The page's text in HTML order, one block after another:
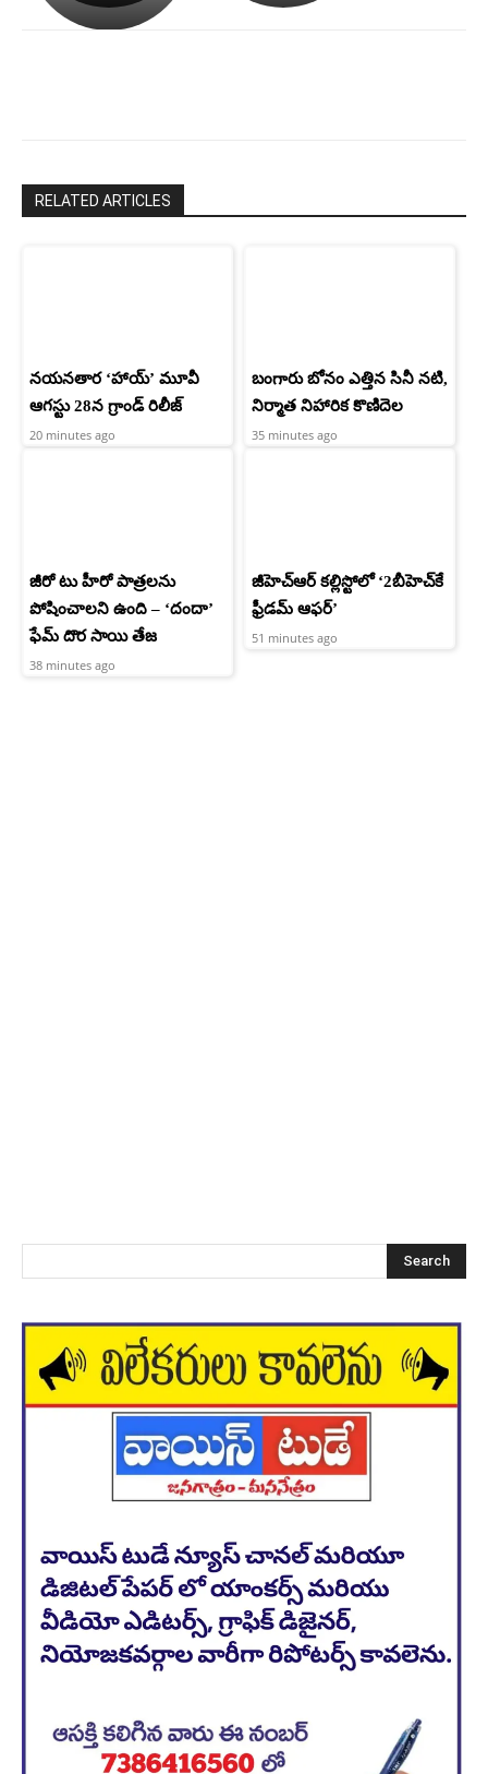
రామ్
RELATED ARTICLES
నయనతార ‘హాయ్’ మూవీ
ఆగస్టు 28న గ్రాండ్ రిలీజ్
20 minutes ago
బంగారు బోనం ఎత్తిన సినీ నటి,
నిర్మాత నిహారిక కొణిదెల
35 minutes ago
జీరో టు హీరో పాత్రలను
పోషించాలని ఉంది – ‘దందా’
ఫేమ్ దొర సాయి తేజ
38 minutes ago
జీహెచ్ఆర్‌ కల్లిస్టోలో ‘2బీహెచ్‌కే
ఫ్రీడమ్ ఆఫర్’
51 minutes ago
Search